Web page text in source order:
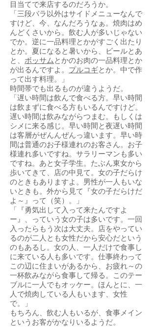
目当てで来店するのだろうか。
「三段バラ以外はサイドメニューなんで
すけど、今、なんだろうなぁ。焼肉はめ
んどくさいから。飲む人が多いじゃない
でか。逆に一品料理とかがすごく出たり
とか。夏になると暑いから、ビールとあ
と、 ボッサムとかのお肉の一品料理とか
が出るんですよ。 プルコギとか。中で作
って出す料理。」
時間帯でも出るものが違うようだ。
「遅い時間は飲んで食べる方。早い時間
は飲まずに食べる方もいるんですけど。
遅い時間は飲みながらつまむ。もしくは
シメに来る感じ。早い時間と夜遅い時間
は客層がぜんんぜんっ違います。早い時
間は普通のお子様連れのお客さん。お子
様連れ多いですね。サラリーマンも多い
ですね。あと女子学生。たぶん東女から
歩いてきて、店の中見て。女の子だらけ
のときもありますよ。男性が一人もいな
いときも。外から見て『女の子だらけだ
よ～』って（笑）。」
「『勇気出して入って来たんですよ
ー』、っていう女の子は多いです。一回
入ったらもう次は大丈夫。店をやってい
るのが二人とも女性だから安心だという
のもあるし。女の人、一人だけで食事し
に来ている人も多いです。仕事終わって
この辺に住まいがあるから、お疲れ～の
一杯飲みながら食事して帰る。このテー
ブルに一人でもオッケー。ほんとに、一
人で焼肉している人もいます、女性
で。」
もちろん、飲む人もいるが、食事メイン
というお客がかなりいるようだ。